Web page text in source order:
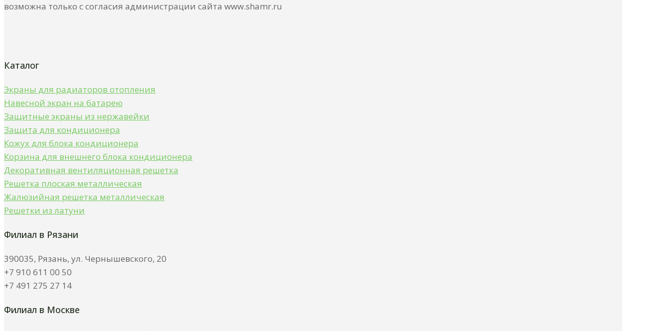
возможна только с согласия администрации сайта www.shamr.ru
Каталог
Экраны для радиаторов отопления
Навесной экран на батарею
Защитные экраны из нержавейки
Защита для кондиционера
Кожух для блока кондиционера
Корзина для внешнего блока кондиционера
Декоративная вентиляционная решетка
Решетка плоская металлическая
Жалюзийная решетка металлическая
Решетки из латуни
Филиал в Рязани
390035, Рязань, ул. Чернышевского, 20
+7 910 611 00 50
+7 491 275 27 14
Филиал в Москве